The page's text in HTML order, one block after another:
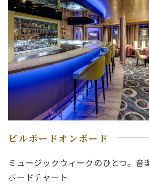
ビルボードオンボード
ミュージックウィークのひとつ。音
ボードチャート